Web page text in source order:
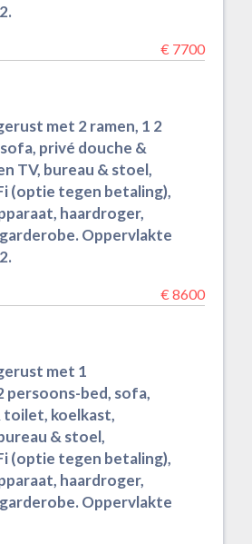
€ 7700
met 2 ramen, 1 2
privé douche &
TV, bureau & stoel,
(optie tegen betaling),
haardroger,
Oppervlakte
€ 8600
met 1
persoons-bed, sofa,
toilet, koelkast,
& stoel,
(optie tegen betaling),
haardroger,
Oppervlakte